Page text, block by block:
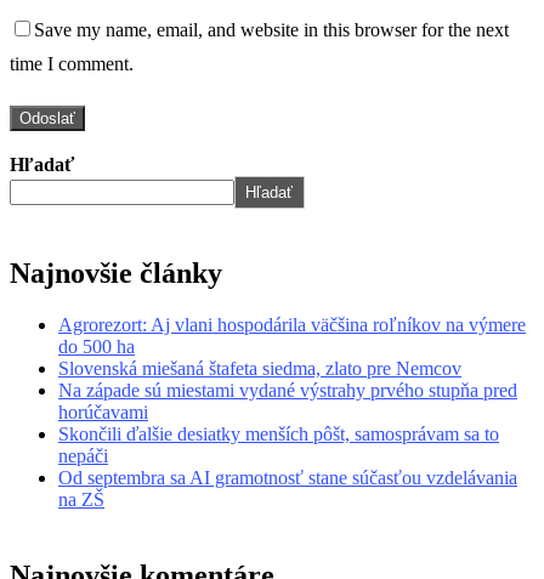
Save my name, email, and website in this browser for the next
time I comment.
Hľadať
Hľadať
Najnovšie články
Agrorezort: Aj vlani hospodárila väčšina roľníkov na výmere
do 500 ha
Slovenská miešaná štafeta siedma, zlato pre Nemcov
Na západe sú miestami vydané výstrahy prvého stupňa pred
horúčavami
Skončili ďalšie desiatky menších pôšt, samosprávam sa to
nepáči
Od septembra sa AI gramotnosť stane súčasťou vzdelávania
na ZŠ